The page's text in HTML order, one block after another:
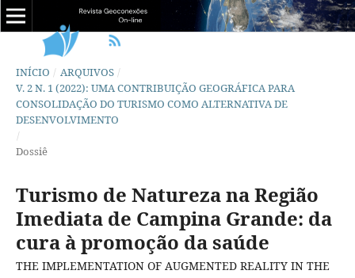
INÍCIO / ARQUIVOS /
V. 2 N. 1 (2022): UMA CONTRIBUIÇÃO GEOGRÁFICA PARA
CONSOLIDAÇÃO DO TURISMO COMO ALTERNATIVA DE
DESENVOLVIMENTO
/
Dossiê
Turismo de Natureza na Região
Imediata de Campina Grande: da
cura à promoção da saúde
THE IMPLEMENTATION OF AUGMENTED REALITY IN THE